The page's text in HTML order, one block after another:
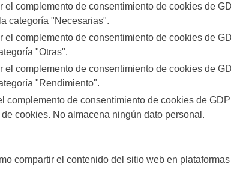
el complemento de consentimiento de cookies de
categoría "Necesarias".
el complemento de consentimiento de cookies de
"Otras".
el complemento de consentimiento de cookies de
"Rendimiento".
complemento de consentimiento de cookies de
cookies. No almacena ningún dato personal.
compartir el contenido del sitio web en